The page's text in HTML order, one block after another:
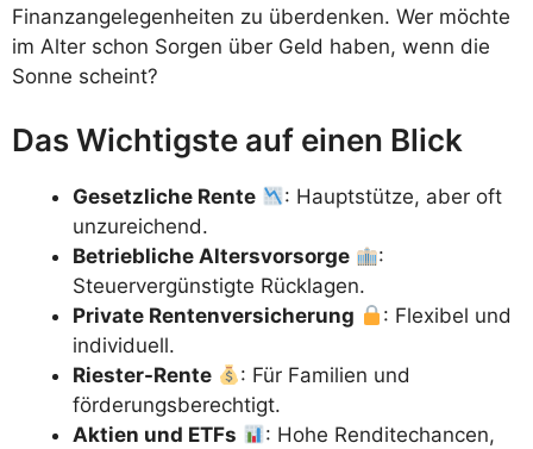
Finanzangelegenheiten zu überdenken. Wer möchte
im Alter schon Sorgen über Geld haben, wenn die
Sonne scheint?
Das Wichtigste auf einen Blick
Gesetzliche Rente
: Hauptstütze, aber oft
unzureichend.
Betriebliche Altersvorsorge
:
Steuervergünstigte Rücklagen.
Private Rentenversicherung
: Flexibel und
individuell.
Riester-Rente
: Für Familien und
förderungsberechtigt.
Aktien und ETFs
: Hohe Renditechancen,